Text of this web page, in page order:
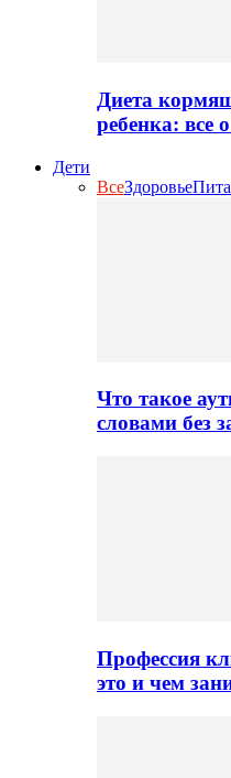
Диета
ребенка: все
Дети
ВсеЗдоровье
Что такое
словами без
Профессия
это и чем